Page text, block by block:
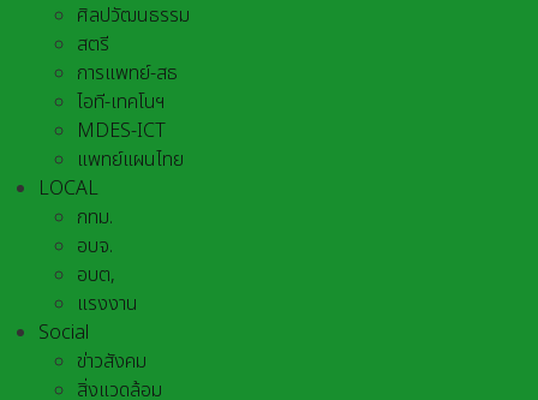
ศิลปวัฒนธรรม
สตรี
การแพทย์-สธ
ไอที-เทคโนฯ
MDES-ICT
แพทย์แผนไทย
LOCAL
กทม.
อบจ.
อบต,
แรงงาน
Social
ข่าวสังคม
สิ่งแวดล้อม